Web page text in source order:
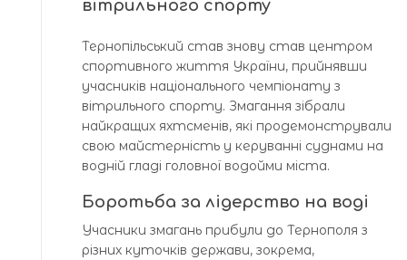
вітрильного спорту
Тернопільський став знову став центром
спортивного життя України, прийнявши
учасників національного чемпіонату з
вітрильного спорту. Змагання зібрали
найкращих яхтсменів, які продемонстрували
свою майстерність у керуванні суднами на
водній гладі головної водойми міста.
Боротьба за лідерство на воді
Учасники змагань прибули до Тернополя з
різних куточків держави, зокрема,